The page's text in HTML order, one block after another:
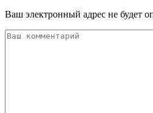
Ваш электронный адрес не будет